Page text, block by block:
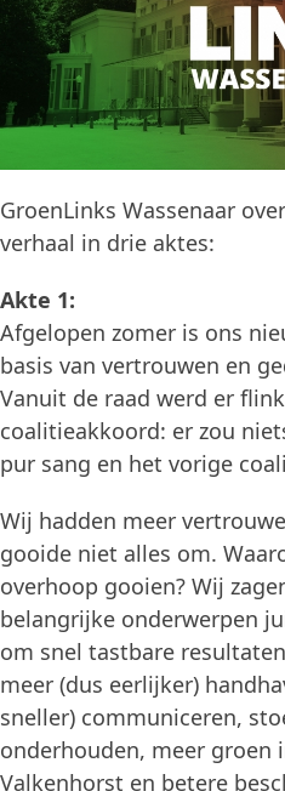
GroenLinks Wassenaar
verhaal in drie aktes:
Akte 1:
Afgelopen zomer is ons
basis van vertrouwen en
Vanuit de raad werd er
coalitieakkoord: er zou
pur sang en het vorige
Wij hadden meer
gooide niet alles om.
overhoop gooien? Wij
belangrijke onderwerpen
om snel tastbare
meer (dus eerlijker)
sneller) communiceren,
onderhouden, meer groen
Valkenhorst en betere